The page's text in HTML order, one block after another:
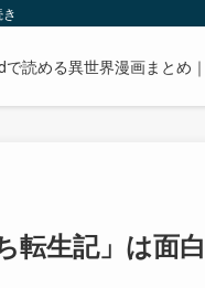
で読める異世界漫画まとめ
転生記」は面